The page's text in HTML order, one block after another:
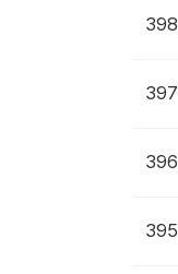
398
397
396
395